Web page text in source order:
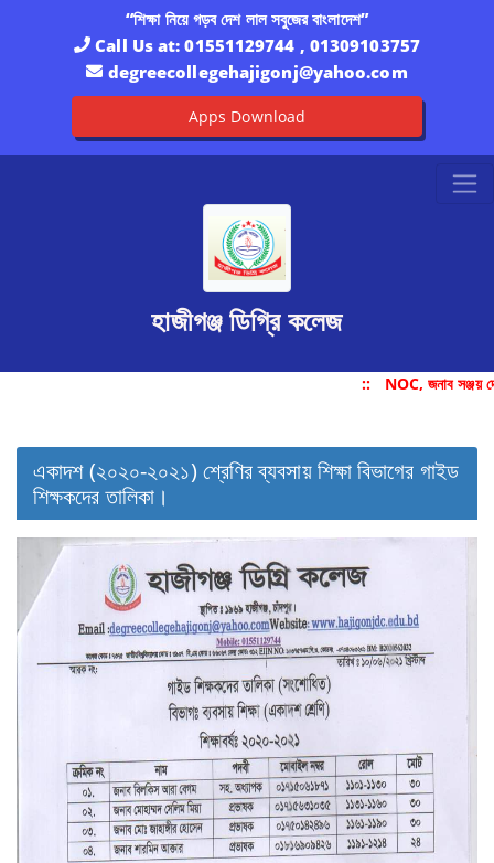
“শিক্ষা নিয়ে গড়ব দেশ লাল সবুজের বাংলাদেশ”
Call Us at:01551129744 , 01309103757
degreecollegehajigonj@yahoo.com
Apps Download
হাজীগঞ্জ ডিগ্রি কলেজ
:: NOC, জনাব সঞ্জয়
একাদশ (২০২০-২০২১) শ্রেণির ব্যবসায় শিক্ষা বিভাগের গাইড
শিক্ষকদের তালিকা।